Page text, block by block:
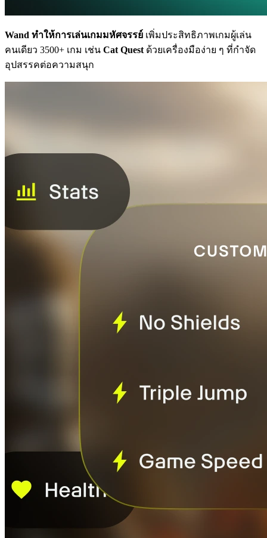
Wand ทำให้การเล่นเกมมหัศจรรย์ เพิ่มประสิทธิภาพเกมผู้เล่น
คนเดียว 3500+ เกม เช่น Cat Quest ด้วยเครื่องมือง่าย ๆ ที่กำจัด
อุปสรรคต่อความสนุก